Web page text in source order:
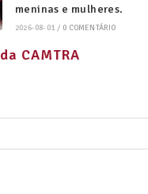
meninas e mulheres.
2026-08-01 / 0 COMENTÁRIO
CAMTRA